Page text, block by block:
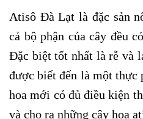
Atisô Đà Lạt là đặc sản
cả bộ phận của cây đều
Đặc biệt tốt nhất là rễ và
được biết đến là một thực
hoa mới có đủ điều kiện
và cho ra những cây hoa